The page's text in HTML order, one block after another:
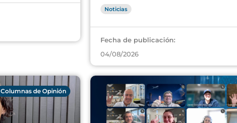
Noticias
Fecha de publicación:
04/08/2026
Columnas de Opinión